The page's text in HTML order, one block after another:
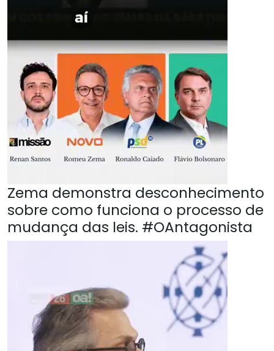
Zema demonstra desconhecimento
sobre como funciona o processo de
mudança das leis. #OAntagonista